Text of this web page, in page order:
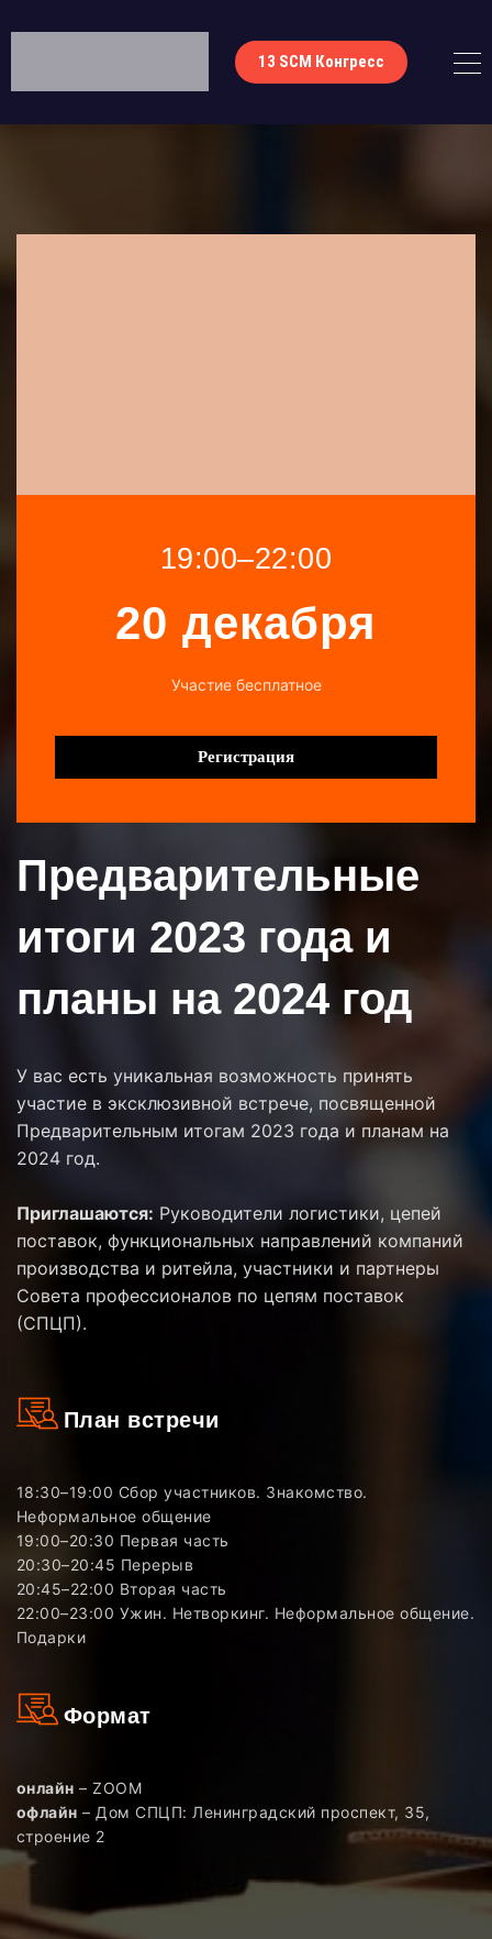
13 SCM Конгресс
19:00–22:00
20 декабря
Участие бесплатное
Регистрация
Предварительные
итоги 2023 года и
планы на 2024 год
У вас есть уникальная возможность принять
участие в эксклюзивной встрече, посвященной
Предварительным итогам 2023 года и планам на
2024 год.
Приглашаются: Руководители логистики, цепей
поставок, функциональных направлений компаний
производства и ритейла, участники и партнеры
Совета профессионалов по цепям поставок
(СПЦП).
План встречи
18:30–19:00 Сбор участников. Знакомство.
Неформальное общение
19:00–20:30 Первая часть
20:30–20:45 Перерыв
20:45–22:00 Вторая часть
22:00–23:00 Ужин. Нетворкинг. Неформальное общение.
Подарки
Формат
онлайн – ZOOM
офлайн – Дом СПЦП: Ленинградский проспект, 35,
строение 2